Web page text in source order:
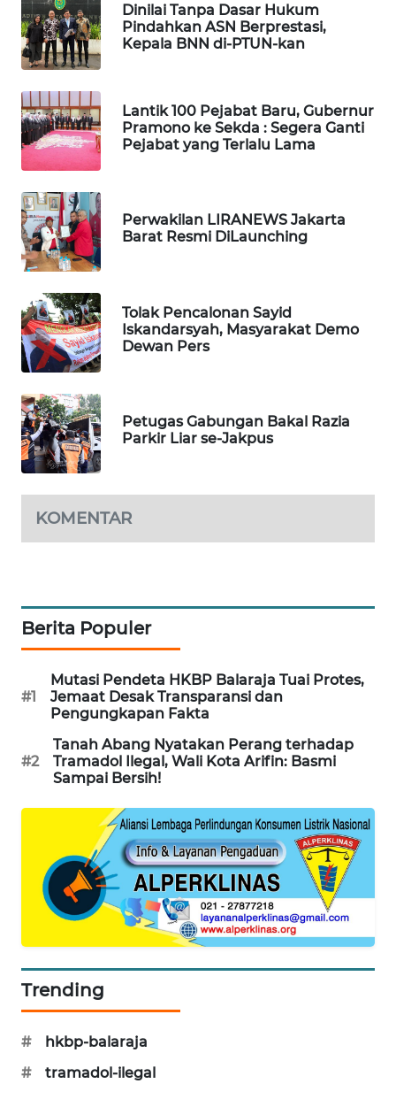
Dinilai Tanpa Dasar Hukum
Pindahkan ASN Berprestasi,
Kepala BNN di-PTUN-kan
Lantik 100 Pejabat Baru, Gubernur
Pramono ke Sekda : Segera Ganti
Pejabat yang Terlalu Lama
Perwakilan LIRANEWS Jakarta
Barat Resmi DiLaunching
Tolak Pencalonan Sayid
Iskandarsyah, Masyarakat Demo
Dewan Pers
Petugas Gabungan Bakal Razia
Parkir Liar se-Jakpus
KOMENTAR
Berita Populer
#1
Mutasi Pendeta HKBP Balaraja Tuai Protes,
Jemaat Desak Transparansi dan
Pengungkapan Fakta
#2
Tanah Abang Nyatakan Perang terhadap
Tramadol Ilegal, Wali Kota Arifin: Basmi
Sampai Bersih!
Trending
#
hkbp-balaraja
#
tramadol-ilegal
WAHANA
UMKM
SELEB
WAHANA
PERSONA
WAHANA
OTOMOTIF
HEALTH
WAHANA
DESA
LAPAK
WAHANA
Wahana
Network
MASYARAKAT
KELISTRIKAN
WALINKI
ID
MAWAKA
ID
PLN
WATCH
LPKKI
LKKI